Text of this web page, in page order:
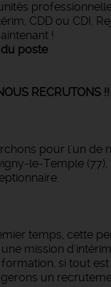
CDD ou CDI.
!
poste
!!
pour l'un de
le-Temple
temps, cette
mission
si tout est
un